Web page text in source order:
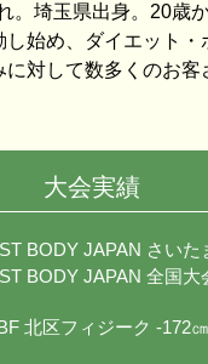
。埼玉県出身。20歳
始め、ダイエット・
に対して数多くのお客
大会実績
BODY JAPAN さいた
BODY JAPAN 全国大
北区フィジーク -172